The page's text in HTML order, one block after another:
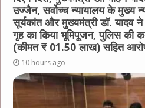
उज्जैन, सर्वोच्च न्यायालय के मुख्‍य
सूर्यकांत और मुख्यमंत्री डॉ. यादव
गृह का किया भूमिपूजन, पुलिस की
(कीमत ₹ 01.50 लाख) सहित
10 hours ago